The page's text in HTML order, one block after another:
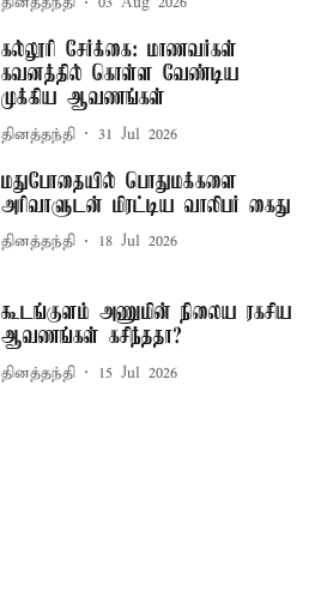
கல்லூரி சேர்க்கை: மாணவர்கள்
கவனத்தில் கொள்ள வேண்டிய
முக்கிய ஆவணங்கள்
தினத்தந்தி 31 Jul 2026
மதுபோதையில் பொதுமக்களை
அரிவாளுடன் மிரட்டிய வாலிபர் கைது
தினத்தந்தி 18 Jul 2026
கூடங்குளம் அணுமின் நிலைய ரகசிய
ஆவணங்கள் கசிந்ததா?
தினத்தந்தி 15 Jul 2026